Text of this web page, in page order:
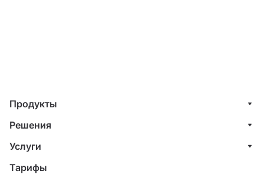
Продукты
Управление клиентами (CRM)
Проекты
Финансы
Решения
ИТ-компании
Строительные компании
Услуги
Внедрение системы управления клиентами
Тарифы